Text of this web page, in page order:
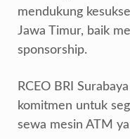
mendukung
Jawa Timur, baik
sponsorship.
RCEO BRI
komitmen untuk
sewa mesin ATM